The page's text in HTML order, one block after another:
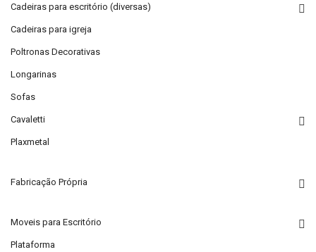
Cadeiras para escritório (diversas)
Cadeiras para igreja
Poltronas Decorativas
Longarinas
Sofas
Cavaletti
Plaxmetal
Fabricação Própria
Moveis para Escritório
Plataforma